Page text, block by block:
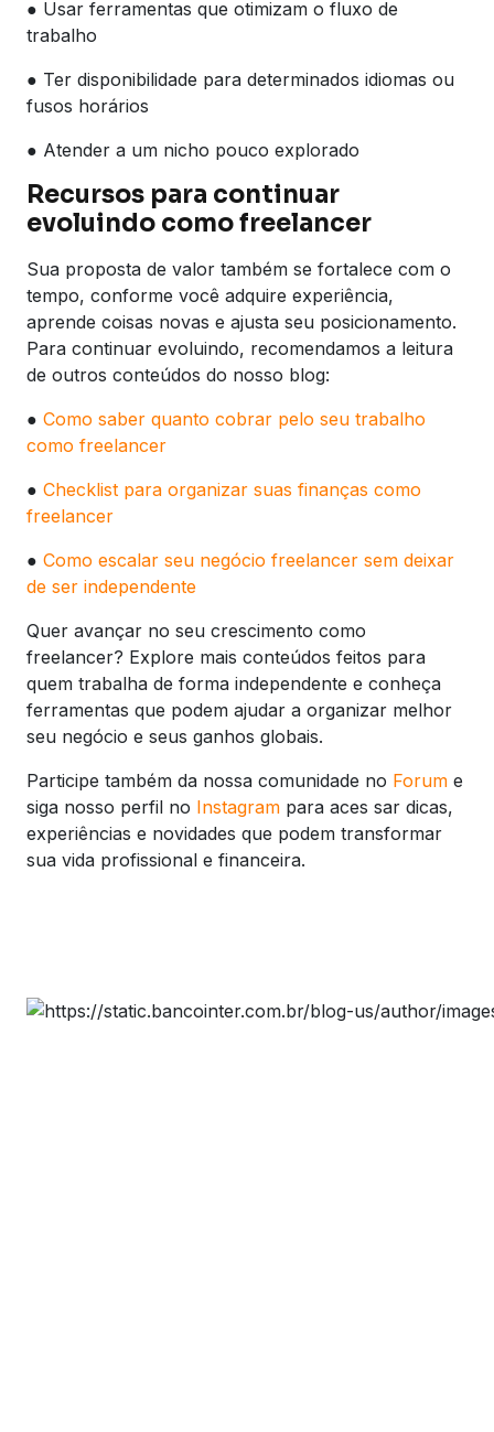
● Usar ferramentas que otimizam o fluxo de
trabalho
● Ter disponibilidade para determinados idiomas ou
fusos horários
● Atender a um nicho pouco explorado
Recursos para continuar
evoluindo como freelancer
Sua proposta de valor também se fortalece com o
tempo, conforme você adquire experiência,
aprende coisas novas e ajusta seu posicionamento.
Para continuar evoluindo, recomendamos a leitura
de outros conteúdos do nosso blog:
● Como saber quanto cobrar pelo seu trabalho
como freelancer
● Checklist para organizar suas finanças como
freelancer
● Como escalar seu negócio freelancer sem deixar
de ser independente
Quer avançar no seu crescimento como
freelancer? Explore mais conteúdos feitos para
quem trabalha de forma independente e conheça
ferramentas que podem ajudar a organizar melhor
seu negócio e seus ganhos globais.
Participe também da nossa comunidade no Forum e
siga nosso perfil no Instagram para aces sar dicas,
experiências e novidades que podem transformar
sua vida profissional e financeira.